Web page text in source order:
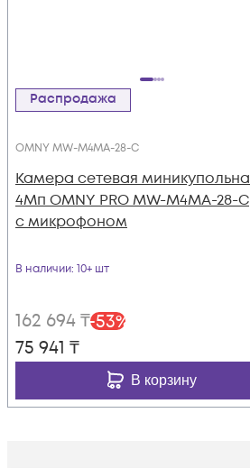
Распродажа
OMNY MW-M4MA-28-C
Камера сетевая миникупольна
4Мп OMNY PRO MW-M4MA-28-C
с микрофоном
В наличии: 10+ шт
162 694₸-53%
75 941 ₸
В корзину